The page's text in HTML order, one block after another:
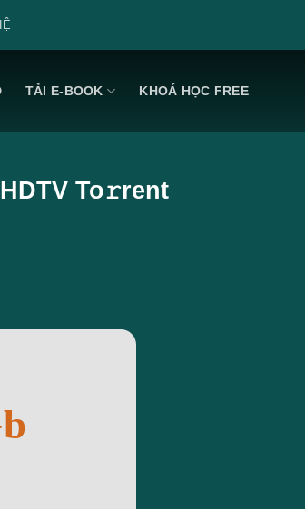
TẢI E-BOOK KHOÁ HỌC FREE
To𝚛rent